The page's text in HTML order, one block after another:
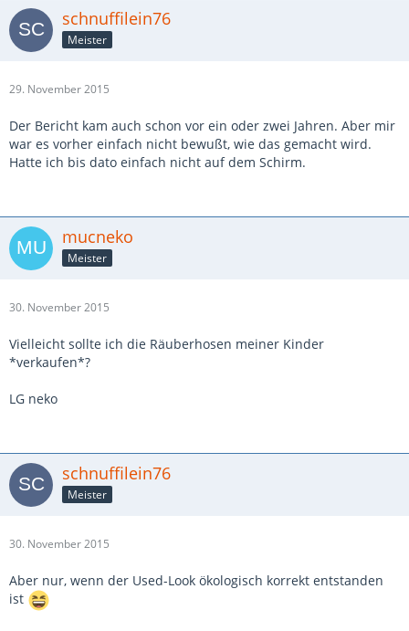
schnuffilein76
Meister
29. November 2015
Der Bericht kam auch schon vor ein oder zwei Jahren. Aber mir
war es vorher einfach nicht bewußt, wie das gemacht wird.
Hatte ich bis dato einfach nicht auf dem Schirm.
mucneko
Meister
30. November 2015
Vielleicht sollte ich die Räuberhosen meiner Kinder
*verkaufen*?
LG neko
schnuffilein76
Meister
30. November 2015
Aber nur, wenn der Used-Look ökologisch korrekt entstanden
ist